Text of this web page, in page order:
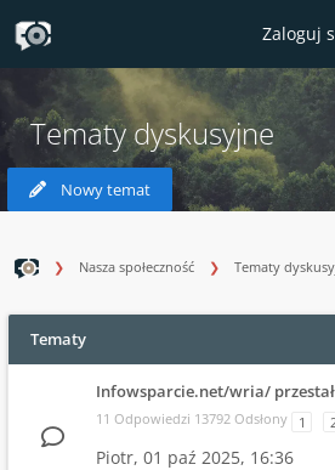
Zaloguj
Tematy dyskusyjne
Nowy temat
Nasza społeczność Tematy
Tematy
Infowsparcie.net/wria/
11 Odpowiedzi 13792 Odsłony 1
Piotr, 01 paź 2025, 16:36